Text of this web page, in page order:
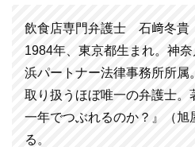
飲食店専門弁護士 石﨑冬貴
1984年、東京都生まれ。神
浜パートナー法律事務所所属
取り扱うほぼ唯一の弁護士。
一年でつぶれるのか？』（旭
る。